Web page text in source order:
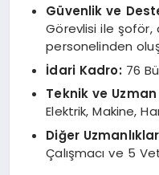
Güvenlik ve
Görevlisi ile şoför,
personelinden
İdari Kadro: 76
Teknik ve
Elektrik, Makine,
Diğer
Çalışmacı ve 5